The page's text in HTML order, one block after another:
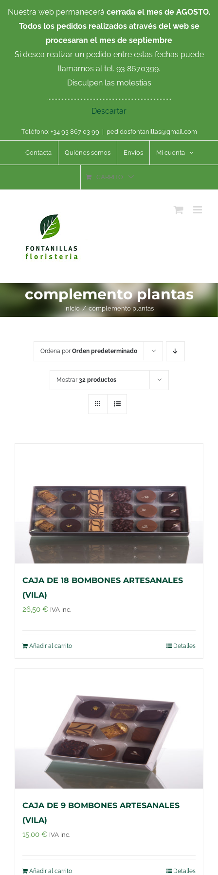
Nuestra web permanecerá cerrada el mes de AGOSTO.
Todos los pedidos realizados através del web se
procesaran el mes de septiembre
Si desea realizar un pedido entre estas fechas puede
llamarnos al tel. 93 8670399.
Disculpen las molestias
.....................................................................................
Descartar
Teléfono: +34 93 867 03 99 pedidosfontanillas@gmail.com
Contacta Quiénes somos Envíos Mi cuenta
CARRITO
complemento plantas
Inicio complemento plantas
Ordena por Orden predeterminado
Mostrar 32 productos
CAJA DE 18 BOMBONES ARTESANALES
(VILA)
26,50 € IVA inc.
Añadir al carrito Detalles
CAJA DE 9 BOMBONES ARTESANALES
(VILA)
15,00 € IVA inc.
Añadir al carrito Detalles